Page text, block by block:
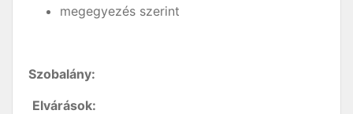
megegyezés szerint
Szobalány:
Elvárások: